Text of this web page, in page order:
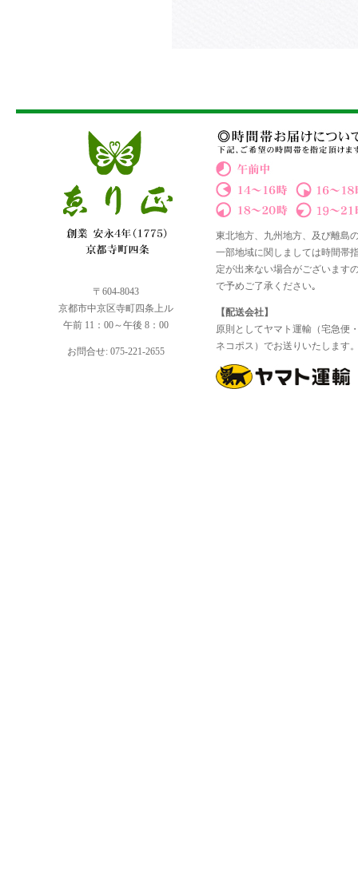
〒604-8043
京都市中京区寺町四条上ル
午前 11：00～午後 8：00
お問合せ: 075-221-2655
東北地方、九州地方、及び離島
一部地域に関しましては時間帯
定が出来ない場合がございます
で予めご了承ください｡
【配送会社】
原則としてヤマト運輸（宅急便
ネコポス）でお送りいたします